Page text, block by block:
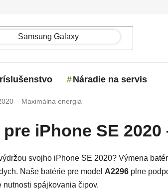
Náradie na servis
– Maximálna energia
iPhone SE
svojho iPhone SE 2020? Výmena
Naše batérie pre model A2296 plne
nutnosti spájkovania čipov.